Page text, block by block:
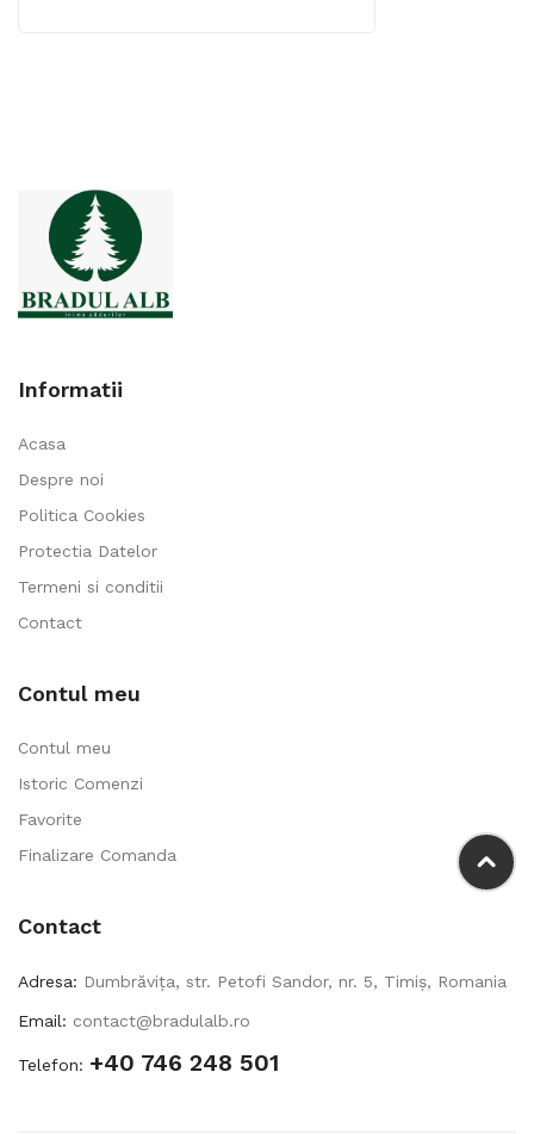
Informatii
Acasa
Despre noi
Politica Cookies
Protectia Datelor
Termeni si conditii
Contact
Contul meu
Contul meu
Istoric Comenzi
Favorite
Finalizare Comanda
Contact
Adresa: Dumbrăvița, str. Petofi Sandor, nr. 5, Timiș, Romania
Email: contact@bradulalb.ro
Telefon: +40 746 248 501